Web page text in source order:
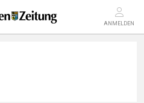
ANMELDEN